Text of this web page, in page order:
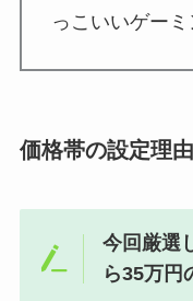
っこいいゲーミ
価格帯の設定理由
今回厳選
ら35万円